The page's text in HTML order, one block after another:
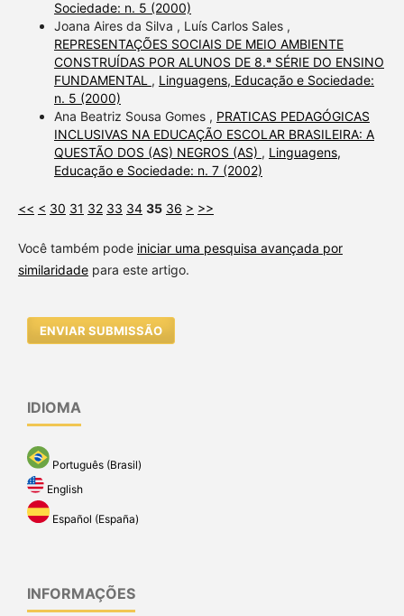
Sociedade: n. 5 (2000)
Joana Aires da Silva , Luís Carlos Sales ,
REPRESENTAÇÕES SOCIAIS DE MEIO AMBIENTE
CONSTRUÍDAS POR ALUNOS DE 8.ª SÉRIE DO ENSINO
FUNDAMENTAL , Linguagens, Educação e Sociedade:
n. 5 (2000)
Ana Beatriz Sousa Gomes , PRATICAS PEDAGÓGICAS
INCLUSIVAS NA EDUCAÇÃO ESCOLAR BRASILEIRA: A
QUESTÃO DOS (AS) NEGROS (AS) , Linguagens,
Educação e Sociedade: n. 7 (2002)
<< < 30 31 32 33 34 35 36 > >>
Você também pode iniciar uma pesquisa avançada por
similaridadepara este artigo.
ENVIAR SUBMISSÃO
IDIOMA
Português (Brasil)
English
Español (España)
INFORMAÇÕES